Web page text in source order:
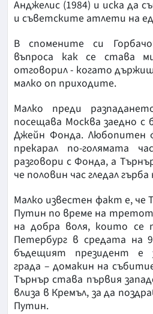
Анджелис (1984) и иска да
и съветските атлети на
В спомените си
въпроса как се става
отговорил - когато
малко оп приходите.
Малко преди
посещава Москва заедно с
Джейн Фонда. Любопитен
прекарал по-голямата
разговори с Фонда, а
че половин час гледал
Малко известен факт е, че
Путин по време на
на добра воля, които се
Петербург в средата на
бъдещият президент е
града – домакин на
Търнър става първия
влиза в Кремъл, за да
Путин.